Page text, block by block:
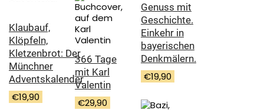
Genuss mit
Geschichte.
Einkehr in
bayerischen
Denkmälern.
€19,90
Klaubauf,
Klöpfeln,
Kletzenbrot: Der
Münchner
Adventskalender
€19,90
366 Tage
mit Karl
Valentin
€29,90